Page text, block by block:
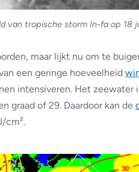
van tropische storm In-fa op 18
maar lijkt nu om te
een geringe hoeveelheid
intensiveren. Het zeewater
graad of 29. Daardoor kan de
cm².